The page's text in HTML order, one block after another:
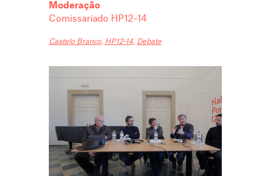
Moderação
Comissariado HP12–14
Castelo Branco, HP12-14, Debate